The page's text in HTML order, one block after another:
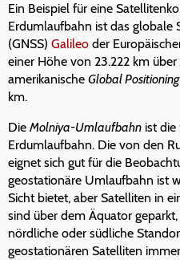
Ein Beispiel für eine
Erdumlaufbahn ist das globale
(GNSS) Galileo der
einer Höhe von 23.222 km
amerikanische Global
km.
Die Molniya-Umlaufbahn ist
Erdumlaufbahn. Die von den
eignet sich gut für die
geostationäre Umlaufbahn ist
Sicht bietet, aber Satelliten in
sind über dem Äquator
nördliche oder südliche
geostationären Satelliten